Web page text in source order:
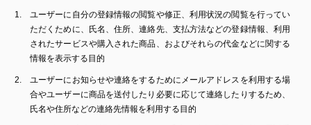
ユーザーに自分の登録情報の閲覧や修正、利用状況の閲覧を行ってい
ただくために、氏名、住所、連絡先、支払方法などの登録情報、利用
されたサービスや購入された商品、およびそれらの代金などに関する
情報を表示する目的
ユーザーにお知らせや連絡をするためにメールアドレスを利用する場
合やユーザーに商品を送付したり必要に応じて連絡したりするため、
氏名や住所などの連絡先情報を利用する目的